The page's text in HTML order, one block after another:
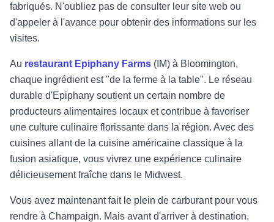
fabriqués. N'oubliez pas de consulter leur site web ou
d'appeler à l'avance pour obtenir des informations sur les
visites.
Au restaurant Epiphany Farms (IM) à Bloomington,
chaque ingrédient est "de la ferme à la table". Le réseau
durable d'Epiphany soutient un certain nombre de
producteurs alimentaires locaux et contribue à favoriser
une culture culinaire florissante dans la région. Avec des
cuisines allant de la cuisine américaine classique à la
fusion asiatique, vous vivrez une expérience culinaire
délicieusement fraîche dans le Midwest.
Vous avez maintenant fait le plein de carburant pour vous
rendre à Champaign. Mais avant d'arriver à destination,